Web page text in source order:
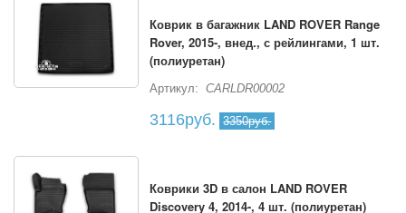
Коврик в багажник LAND ROVER Range
Rover, 2015-, внед., с рейлингами, 1 шт.
(полиуретан)
Артикул: CARLDR00002
3116руб. 3350руб.
Коврики 3D в салон LAND ROVER
Discovery 4, 2014-, 4 шт. (полиуретан)